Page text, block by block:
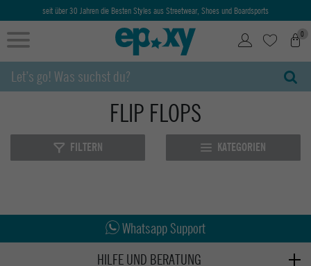
seit über 30 Jahren die Besten Styles aus Streetwear, Shoes und Boardsports
0
FLIP FLOPS
FILTERN KATEGORIEN
Whatsapp Support
HILFE UND BERATUNG